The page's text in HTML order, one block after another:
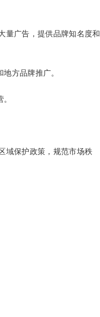
量广告，提供品牌知名度和
方品牌推广。
域保护政策，规范市场秩